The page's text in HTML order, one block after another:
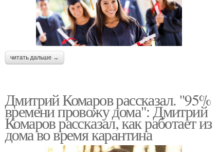
читать дальше →
Дмитрий Комаров рассказал. "95%
времени провожу дома": Дмитрий
Комаров рассказал, как работает из
дома во время карантина